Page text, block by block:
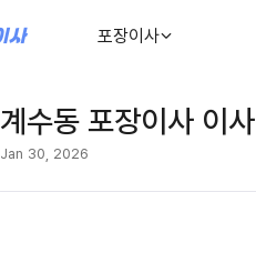
포장이사
계수동 포장이사 이
Jan 30, 2026